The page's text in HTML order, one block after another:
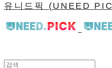
유니드픽 (UNEED